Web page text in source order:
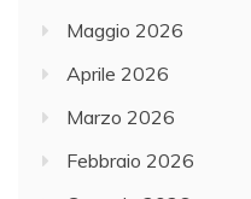
Maggio 2026
Aprile 2026
Marzo 2026
Febbraio 2026